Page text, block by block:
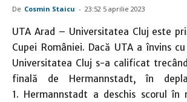
De Cosmin Staicu - 23:52 5 aprilie 2023
UTA Arad – Universitatea Cluj este
Cupei României. Dacă UTA a învins
Universitatea Cluj s-a calificat
finală de Hermannstadt, în
1. Hermannstadt a deschis scorul în